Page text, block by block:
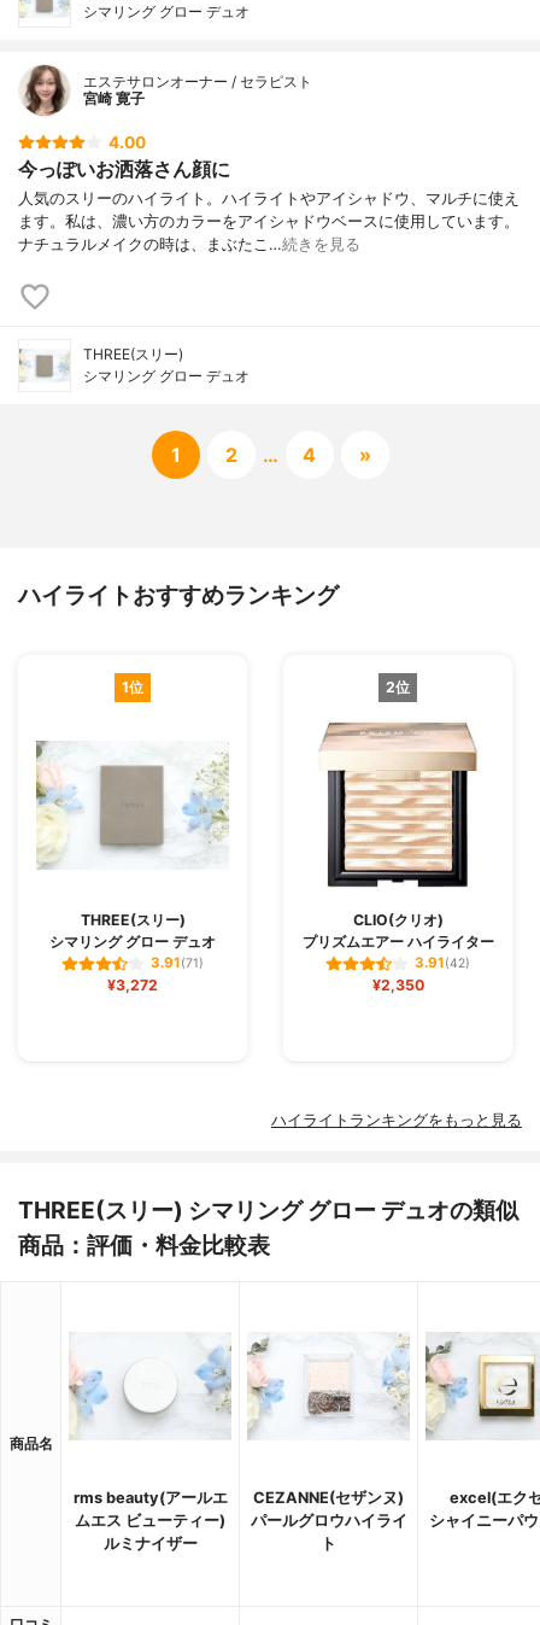
シマリング グロー デュオ
エステサロンオーナー / セラピスト
宮崎 寛子
4.00
今っぽいお洒落さん顔に
人気のスリーのハイライト。ハイライトやアイシャドウ、マルチに使え
ます。私は、濃い方のカラーをアイシャドウベースに使用しています。
ナチュラルメイクの時は、まぶたこ…続きを見る
THREE(スリー)
シマリング グロー デュオ
1 2 … 4 »
ハイライトおすすめランキング
1位
THREE(スリー)
シマリング グロー デュオ
3.91(71)
¥3,272
2位
CLIO(クリオ)
プリズムエアー ハイライター
3.91(42)
¥2,350
ハイライトランキングをもっと見る
THREE(スリー) シマリング グロー デュオの類似
商品：評価・料金比較表
商品名
rms beauty(アールエ
ムエス ビューティー)
ルミナイザー
CEZANNE(セザンヌ)
パールグロウハイライ
ト
excel(エク
シャイニーパ